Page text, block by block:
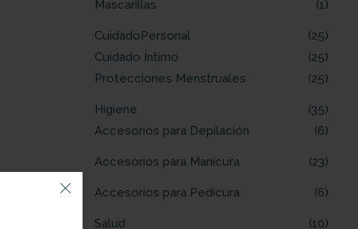
Mascarillas
1
CuidadoPersonal
25
Cuidado Íntimo
25
Protecciones Menstruales
25
Higiene
35
Accesorios para Depilación
6
Accesorios para Manicura 23
Accesorios para Pedicura 6
Salud
10